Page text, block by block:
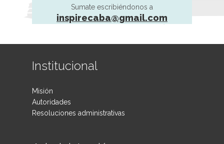
Sumate escribiéndonos a
inspirecaba@gmail.com
Institucional
Misión
Autoridades
Resoluciones administrativas